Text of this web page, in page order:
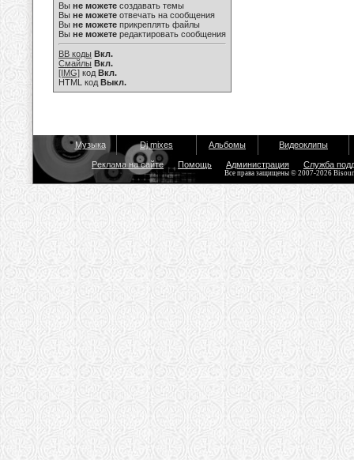
Вы не можете создавать темы
Вы не можете отвечать на сообщения
Вы не можете прикреплять файлы
Вы не можете редактировать сообщения
BB коды Вкл.
Смайлы Вкл.
[IMG] код Вкл.
HTML код Выкл.
Музыка Dj mixes Альбомы Видеоклипы
Реклама на сайте Помощь Администрация Служба
Все права защищены © 2007-2026